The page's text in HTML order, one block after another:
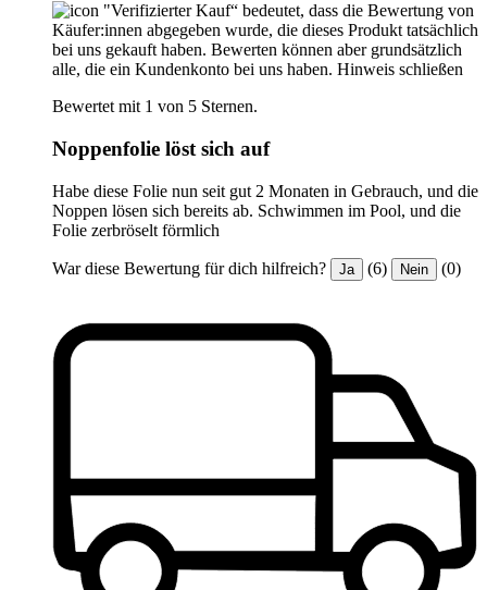
"Verifizierter Kauf“ bedeutet, dass die Bewertung von
Käufer:innen abgegeben wurde, die dieses Produkt tatsächlich
bei uns gekauft haben. Bewerten können aber grundsätzlich
alle, die ein Kundenkonto bei uns haben. Hinweis schließen
Bewertet mit 1 von 5 Sternen.
Noppenfolie löst sich auf
Habe diese Folie nun seit gut 2 Monaten in Gebrauch, und die
Noppen lösen sich bereits ab. Schwimmen im Pool, und die
Folie zerbröselt förmlich
War diese Bewertung für dich hilfreich? Ja (6) Nein (0)